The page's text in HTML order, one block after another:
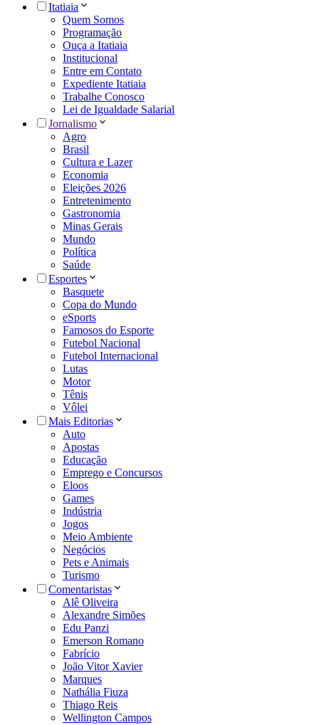
Itatiaia
Quem Somos
Programação
Ouça a Itatiaia
Institucional
Entre em Contato
Expediente Itatiaia
Trabalhe Conosco
Lei de Igualdade Salarial
Jornalismo
Agro
Brasil
Cultura e Lazer
Economia
Eleições 2026
Entretenimento
Gastronomia
Minas Gerais
Mundo
Política
Saúde
Esportes
Basquete
Copa do Mundo
eSports
Famosos do Esporte
Futebol Nacional
Futebol Internacional
Lutas
Motor
Tênis
Vôlei
Mais Editorias
Auto
Apostas
Educação
Emprego e Concursos
Eloos
Games
Indústria
Jogos
Meio Ambiente
Negócios
Pets e Animais
Turismo
Comentaristas
Alê Oliveira
Alexandre Simões
Edu Panzi
Emerson Romano
Fabrício
João Vitor Xavier
Marques
Nathália Fiuza
Thiago Reis
Wellington Campos